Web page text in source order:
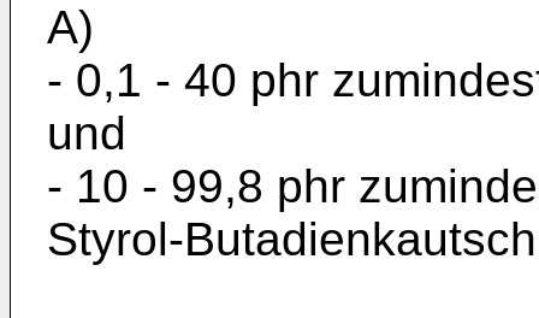
A)
- 0,1 - 40 phr
und
- 10 - 99,8 phr
Styrol-